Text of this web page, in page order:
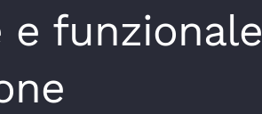
e funzionale